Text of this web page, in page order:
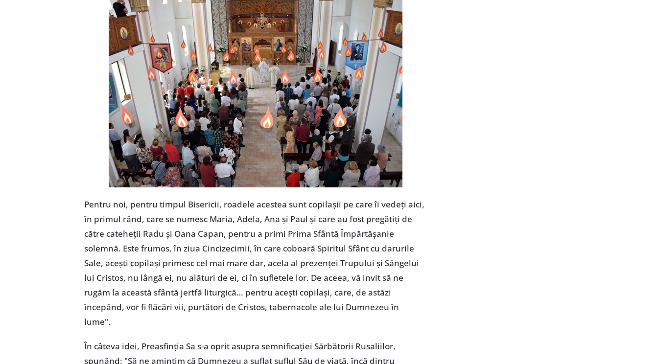
Pentru noi, pentru timpul Bisericii, roadele acestea sunt copilașii pe care îi vedeți aici,
în primul rând, care se numesc Maria, Adela, Ana și Paul și care au fost pregătiți de
către cateheții Radu și Oana Capan, pentru a primi Prima Sfântă Împărtășanie
solemnă. Este frumos, în ziua Cincizecimii, în care coboară Spiritul Sfânt cu darurile
Sale, acești copilași primesc cel mai mare dar, acela al prezenței Trupului și Sângelui
lui Cristos, nu lângă ei, nu alături de ei, ci în sufletele lor. De aceea, vă invit să ne
rugăm la această sfântă jertfă liturgică… pentru acești copilași, care, de astăzi
începând, vor fi flăcări vii, purtători de Cristos, tabernacole ale lui Dumnezeu în
lume".
În câteva idei, Preasfinția Sa s-a oprit asupra semnificației Sărbătorii Rusaliilor,
spunând: "Să ne amintim că Dumnezeu a suflat suflul Său de viață, încă dintru